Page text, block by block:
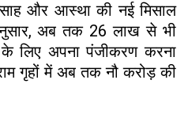
और आस्था की नई मिसाल
अब तक 26 लाख से भी
के लिए अपना पंजीकरण करना
गृहों में अब तक नौ करोड़ की